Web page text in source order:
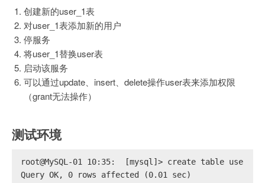
创建新的user_1表
对user_1表添加新的用户
停服务
将user_1替换user表
启动该服务
可以通过update、insert、delete操作user表来添加权限
（grant无法操作）
测试环境
root@MySQL-01 10:35:  [mysql]> create table
Query OK, 0 rows affected (0.01 sec)